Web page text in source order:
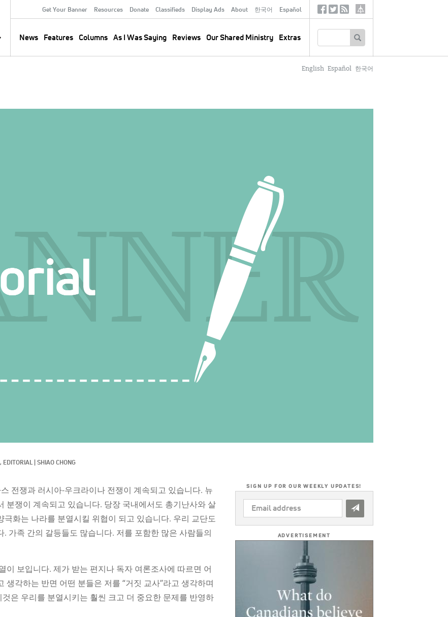
Secondary
Menu
Get Your Banner Resources Donate Classifieds Display Ads About 한국어 Español
News Features Columns As I Was Saying Reviews Our Shared Ministry Extras
SocialTertiary
English Español 한국어
EDITORIAL SHIAO CHONG
전쟁과 러시아-우크라이나 전쟁이 계속되고 있습니다. 뉴
분쟁이 계속되고 있습니다. 당장 국내에서도 총기난사와 살
화는 나라를 분열시킬 위협이 되고 있습니다. 우리 교단도
가족 간의 갈등들도 많습니다. 저를 포함한 많은 사람들의
이 보입니다. 제가 받는 편지나 독자 여론조사에 따르면 어
생각하는 반면 어떤 분들은 저를 “거짓 교사”라고 생각하며
은 우리를 분열시키는 훨씬 크고 더 중요한 문제를 반영하
SIGN UP FOR OUR WEEKLY UPDATES!
EMAIL
ADDRESS
ADVERTISEMENT